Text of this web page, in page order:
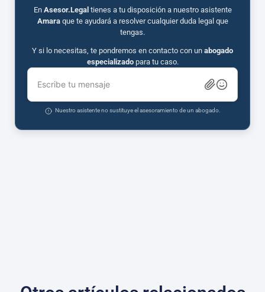
En Asesor.Legal tienes a tu disposición a nuestro asistente
Amaraque te ayudará a resolver cualquier duda legal que
tengas.
Y si lo necesitas, te pondremos en contacto con un abogado
especializadopara tu caso.
Escribe tu mensaje
Nuestro asistente no sustituye el asesoramiento de un abogado.